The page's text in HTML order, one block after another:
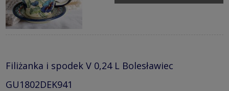
Filiżanka i spodek V 0,24 L Bolesławiec
GU1802DEK941